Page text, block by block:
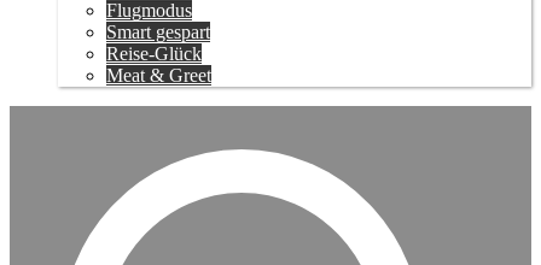
Flugmodus
Smart gespart
Reise-Glück
Meat & Greet